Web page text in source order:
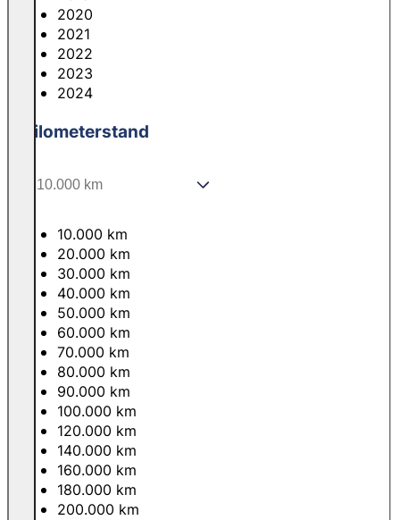
2020
2021
2022
2023
2024
Kilometerstand
10.000 km
20.000 km
30.000 km
40.000 km
50.000 km
60.000 km
70.000 km
80.000 km
90.000 km
100.000 km
120.000 km
140.000 km
160.000 km
180.000 km
200.000 km